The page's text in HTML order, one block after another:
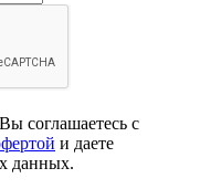
соглашаетесь с
и даете
данных.